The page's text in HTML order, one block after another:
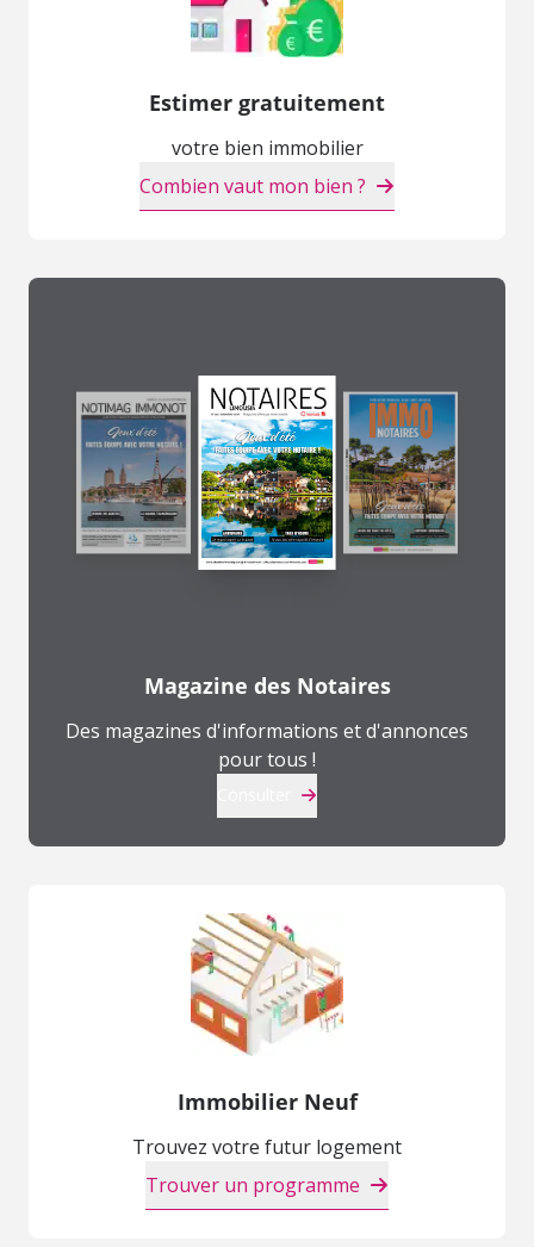
Estimer gratuitement
votre bien immobilier
Combien vaut mon bien ?
Magazine des Notaires
Des magazines d'informations et d'annonces
pour tous !
Immobilier Neuf
Trouvez votre futur logement
Trouver un programme